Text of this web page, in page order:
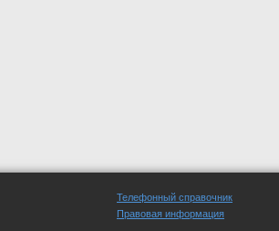
Телефонный справочник
Правовая информация